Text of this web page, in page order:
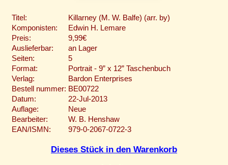
Titel:
Killarney (M. W. Balfe) (arr. by)
Komponisten:
Edwin H. Lemare
Preis:
9,99€
Auslieferbar:
an Lager
Seiten:
5
Format:
Portrait - 9” x 12” Taschenbuch
Verlag:
Bardon Enterprises
Bestell nummer: BE00722
Datum:
22-Jul-2013
Auflage:
Neue
Bearbeiter:
W. B. Henshaw
EAN/ISMN:
979-0-2067-0722-3
Dieses Stück in den Warenkorb